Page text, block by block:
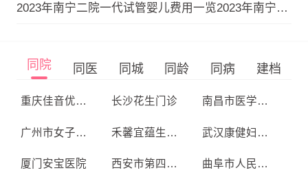
2023年南宁二院一代试管婴儿费用一览2023年南宁二院一代试管婴儿费用一览
同院 同医 同城 同龄 同病 建档
重庆佳音优查综合门诊部 长沙花生门诊 南昌市医学科学研究所附属医院
广州市女子医院 禾馨宜蕴生殖中心 武汉康健妇婴医院
厦门安宝医院 西安市第四医院生殖医学中心 曲阜市人民医院